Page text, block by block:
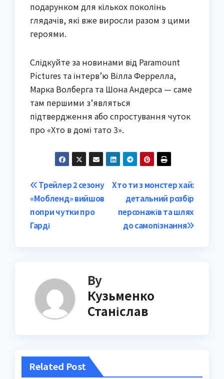
подарунком для кількох поколінь
глядачів, які вже виросли разом з цими
героями.
Слідкуйте за новинами від Paramount
Pictures та інтерв’ю Вілла Феррелла,
Марка Волберга та Шона Андерса — саме
там першими з’являться
підтвердження або спростування чуток
про «Хто в домі тато 3».
Post
navigation
Хто ти з монстер хай:
детальний розбір
персонажів та шлях
до самопізнання
Трейлер 2 сезону
«Мобленд» вийшов
попри чутки про
Гарді
By
Кузьменко
Станіслав
Related Post